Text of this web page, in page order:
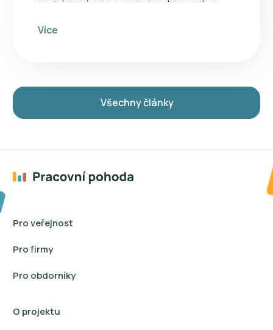
Více
Všechny články
Pro veřejnost
Pro firmy
Pro obdorníky
O projektu